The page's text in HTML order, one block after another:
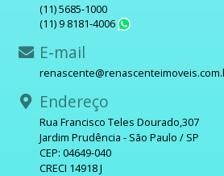
(11) 5685-1000
(11) 9 8181-4006
E-mail
Endereço
Rua Francisco Teles Dourado,307
Jardim Prudência - São Paulo / SP
CEP: 04649-040
CRECI 14918 J